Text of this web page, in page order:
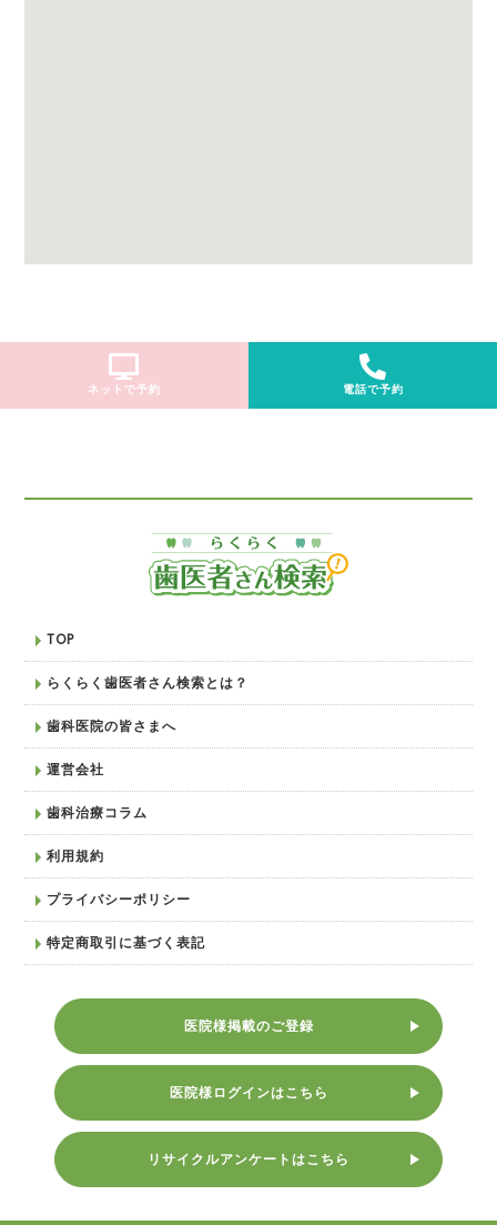
ネットで予約 電話で予約
TOP
らくらく歯医者さん検索とは？
歯科医院の皆さまへ
運営会社
歯科治療コラム
利用規約
プライバシーポリシー
特定商取引に基づく表記
医院様掲載のご登録
医院様ログインはこちら
リサイクルアンケートはこちら